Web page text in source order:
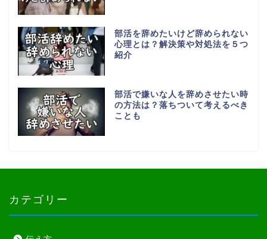
部活を辞めたいけど辞められない
心理とは？解決策や対処法を５つ
紹介
部活で嫌いな人を辞めさせたい時
の方法は？落ちついて考えるべき
ことも
カテゴリー